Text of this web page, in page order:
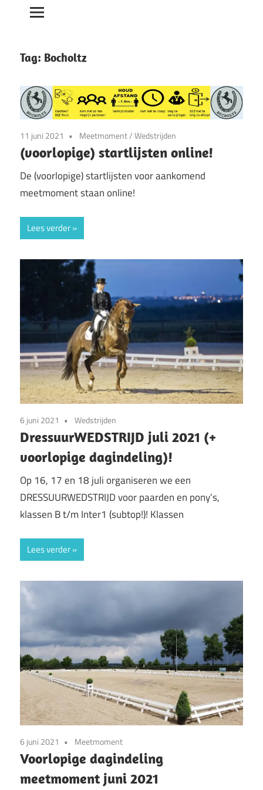
Tag: Bocholtz
11 juni 2021 Meetmoment/Wedstrijden
(voorlopige) startlijsten online!
De (voorlopige) startlijsten voor aankomend
meetmoment staan online!
Lees verder
6 juni 2021 Wedstrijden
DressuurWEDSTRIJD juli 2021 (+
voorlopige dagindeling)!
Op 16, 17 en 18 juli organiseren we een
DRESSUURWEDSTRIJD voor paarden en pony’s,
klassen B t/m Inter1 (subtop!)! Klassen
Lees verder
6 juni 2021 Meetmoment
Voorlopige dagindeling
meetmoment juni 2021